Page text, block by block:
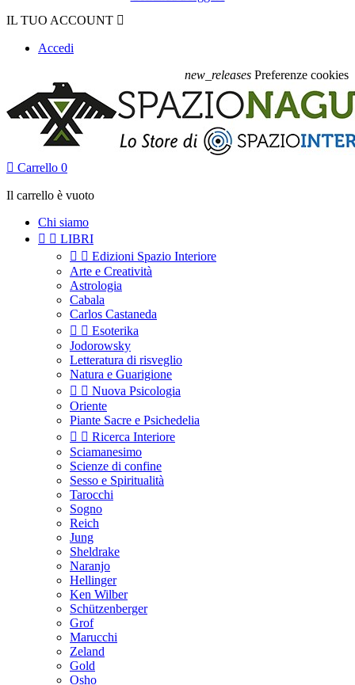
IL TUO ACCOUNT 
Accedi
new_releases Preferenze cookies
 Carrello 0
Il carrello è vuoto
Chi siamo
  LIBRI
  Edizioni Spazio Interiore
Arte e Creatività
Astrologia
Cabala
Carlos Castaneda
  Esoterika
Jodorowsky
Letteratura di risveglio
Natura e Guarigione
  Nuova Psicologia
Oriente
Piante Sacre e Psichedelia
  Ricerca Interiore
Sciamanesimo
Scienze di confine
Sesso e Spiritualità
Tarocchi
Sogno
Reich
Jung
Sheldrake
Naranjo
Hellinger
Ken Wilber
Schützenberger
Grof
Marucchi
Zeland
Gold
Osho